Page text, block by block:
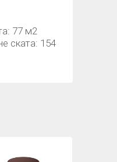
77 м2
ската: 154